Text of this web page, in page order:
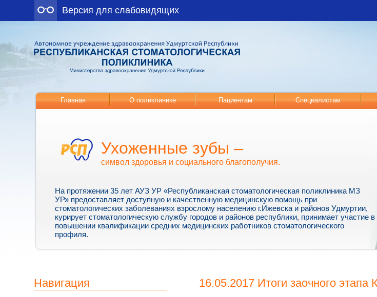
Версия для слабовидящих
Главная О поликлинике Пациентам Специалистам
Ухоженные зубы –
символ здоровья и социального благополучия.
На протяжении 35 лет АУЗ УР «Республиканская стоматологическая поликлиника МЗ
УР» предоставляет доступную и качественную медицинскую помощь при
стоматологических заболеваниях взрослому населению г.Ижевска и районов Удмуртии,
курирует стоматологическую службу городов и районов республики, принимает участие в
повышении квалификации средних медицинских работников стоматологического
профиля.
Навигация 16.05.2017 Итоги заочного этапа